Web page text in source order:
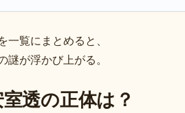
一覧にまとめると、
謎が浮かび上がる。
透の正体は？